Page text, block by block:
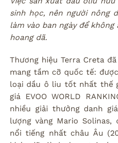
sinh học, nên người nông
làm vào ban ngày để
hoang dã.
Thương hiệu Terra Creta
mang tầm cỡ quốc tế:
loại dầu ô liu tốt nhất thế
giá EVOO WORLD
nhiều giải thưởng danh
lượng vàng Mario
nổi tiếng nhất châu Âu